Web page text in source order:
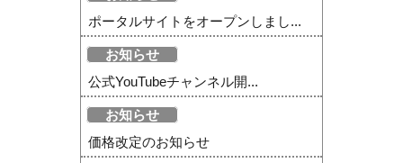
ポータルサイトをオープンしまし...
お知らせ
公式YouTubeチャンネル開...
お知らせ
価格改定のお知らせ